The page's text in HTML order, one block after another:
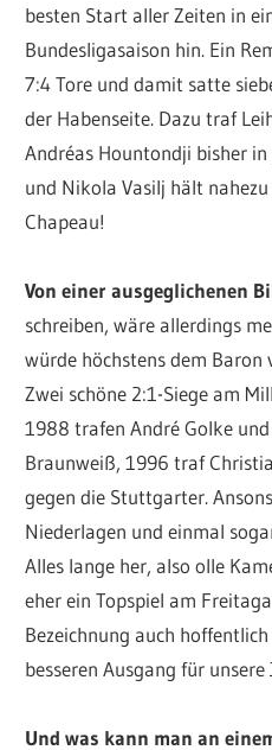
besten Start aller Zeiten in
Bundesligasaison hin. Ein
7:4 Tore und damit satte
der Habenseite. Dazu traf
Andréas Hountondji bisher in
und Nikola Vasilj hält nahezu
Chapeau!
Von einer ausgeglichenen
schreiben, wäre allerdings
würde höchstens dem Baron
Zwei schöne 2:1-Siege am
1988 trafen André Golke
Braunweiß, 1996 traf
gegen die Stuttgarter.
Niederlagen und einmal
Alles lange her, also olle
eher ein Topspiel am
Bezeichnung auch
besseren Ausgang für unsere
Und was kann man an